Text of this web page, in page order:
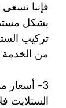
فإننا نسعى
بشكل
تركيب
من الخدمة
3- أسعار
الستلايت